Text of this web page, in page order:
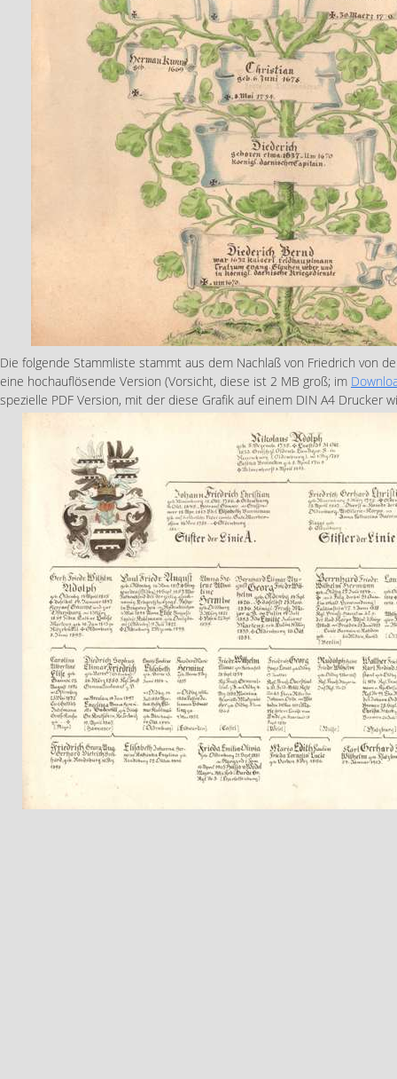
Die folgende Stammliste stammt aus dem Nachlaß von Friedrich von
eine hochauflösende Version (Vorsicht, diese ist 2 MB groß; im
spezielle PDF Version, mit der diese Grafik auf einem DIN A4 Drucker